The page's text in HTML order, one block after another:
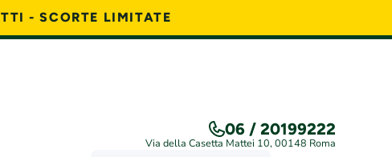
- SCORTE LIMITATE
06 / 20199222
Via della Casetta Mattei 10, 00148 Roma